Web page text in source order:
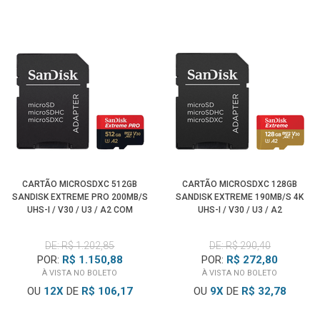
CARTÃO MICROSDXC 512GB
SANDISK EXTREME PRO 200MB/S
UHS-I / V30 / U3 / A2 COM
DE: R$ 1.202,85
POR: R$ 1.150,88
À VISTA NO BOLETO
OU 12XDE R$ 106,17
CARTÃO MICROSDXC 128GB
SANDISK EXTREME 190MB/S 4K
UHS-I / V30 / U3 / A2
DE: R$ 290,40
POR: R$ 272,80
À VISTA NO BOLETO
OU 9XDE R$ 32,78